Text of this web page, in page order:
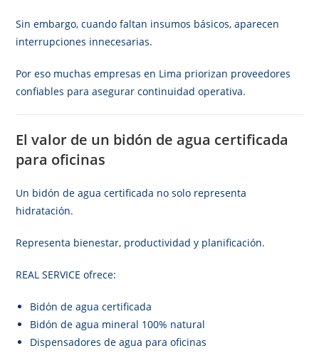
Sin embargo, cuando faltan insumos básicos, aparecen
interrupciones innecesarias.
Por eso muchas empresas en Lima priorizan proveedores
confiables para asegurar continuidad operativa.
El valor de un bidón de agua certificada
para oficinas
Un bidón de agua certificada no solo representa
hidratación.
Representa bienestar, productividad y planificación.
REAL SERVICE ofrece:
Bidón de agua certificada
Bidón de agua mineral 100% natural
Dispensadores de agua para oficinas